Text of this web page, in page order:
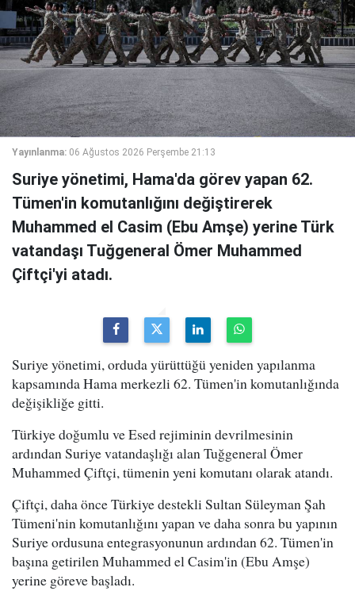
Yayınlanma: 06 Ağustos 2026 Perşembe 21:13
Suriye yönetimi, Hama'da görev yapan 62.
Tümen'in komutanlığını değiştirerek
Muhammed el Casim (Ebu Amşe) yerine Türk
vatandaşı Tuğgeneral Ömer Muhammed
Çiftçi'yi atadı.
Suriye yönetimi, orduda yürüttüğü yeniden yapılanma
kapsamında Hama merkezli 62. Tümen'in komutanlığında
değişikliğe gitti.
Türkiye doğumlu ve Esed rejiminin devrilmesinin
ardından Suriye vatandaşlığı alan Tuğgeneral Ömer
Muhammed Çiftçi, tümenin yeni komutanı olarak atandı.
Çiftçi, daha önce Türkiye destekli Sultan Süleyman Şah
Tümeni'nin komutanlığını yapan ve daha sonra bu yapının
Suriye ordusuna entegrasyonunun ardından 62. Tümen'in
başına getirilen Muhammed el Casim'in (Ebu Amşe)
yerine göreve başladı.